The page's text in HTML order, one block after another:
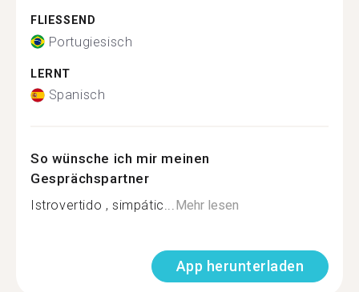
FLIESSEND
Portugiesisch
LERNT
Spanisch
So wünsche ich mir meinen
Gesprächspartner
Istrovertido , simpátic...Mehr lesen
App herunterladen